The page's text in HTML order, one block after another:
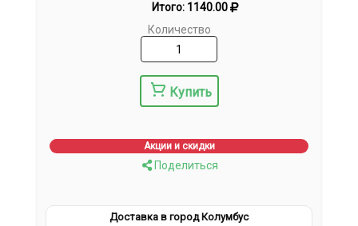
Итого: 1140.00
Количество
Купить
Акции и скидки
Поделиться
Доставка в город Колумбус